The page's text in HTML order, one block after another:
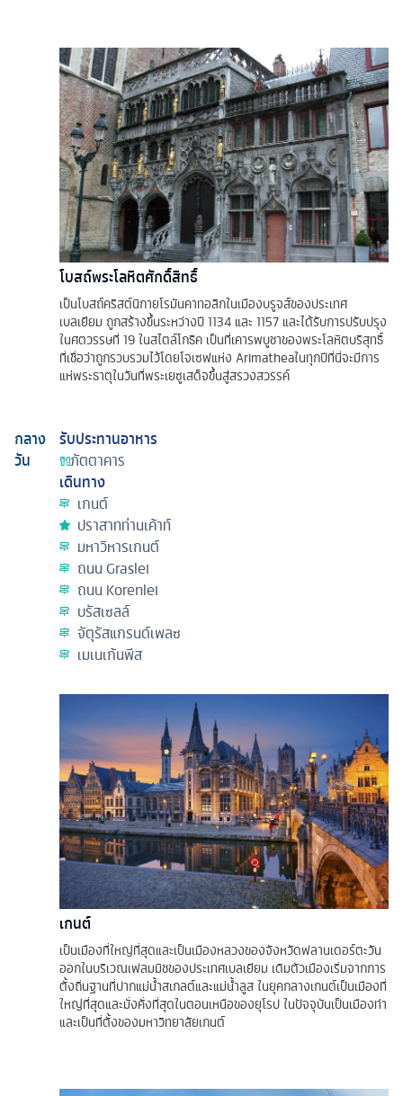
โบสถ์พระโลหิตศักดิ์สิทธิ์
เป็นโบสถ์คริสต์นิกายโรมันคาทอลิกในเมืองบรูจส์ของประเทศ
เบลเยียม ถูกสร้างขึ้นระหว่างปี 1134 และ 1157 และได้รับการปรับปรุง
ในศตวรรษที่ 19 ในสไตล์โกธิค เป็นที่เคารพบูชาของพระโลหิตบริสุทธิ์
ที่เชื่อว่าถูกรวบรวมไว้โดยโจเซฟแห่ง Arimatheaในทุกปีที่นี่จะมีการ
แห่พระธาตุในวันที่พระเยซูเสด็จขึ้นสู่สรวงสวรรค์
กลาง
วัน
รับประทานอาหาร
ภัตตาคาร
เดินทาง
เกนต์
ปราสาทท่านเค้าท์
มหาวิหารเกนต์
ถนน Graslei
ถนน Korenlei
บรัสเซลล์
จัตุรัสแกรนด์เพลซ
เมเนเก้นพีส
เกนต์
เป็นเมืองที่ใหญ่ที่สุดและเป็นเมืองหลวงของจังหวัดฟลานเดอร์ตะวัน
ออกในบริเวณเฟลมมิชของประเทศเบลเยียม เดิมตัวเมืองเริ่มจากการ
ตั้งถิ่นฐานที่ปากแม่น้ำสเกลต์และแม่น้ำลูส ในยุคกลางเกนต์เป็นเมืองที่
ใหญ่ที่สุดและมั่งคั่งที่สุดในตอนเหนือของยุโรป ในปัจจุบันเป็นเมืองท่า
และเป็นที่ตั้งของมหาวิทยาลัยเกนต์